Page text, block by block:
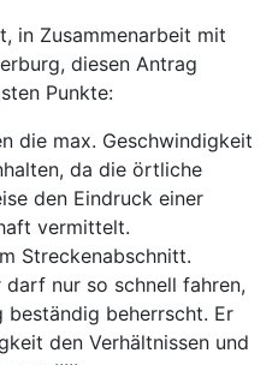
in Zusammenarbeit mit
diesen Antrag
Punkte:
die max. Geschwindigkeit
da die örtliche
den Eindruck einer
vermittelt.
Streckenabschnitt.
nur so schnell fahren,
beständig beherrscht. Er
den Verhältnissen und